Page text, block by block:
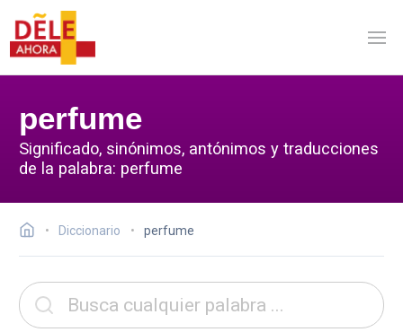
perfume
Significado, sinónimos, antónimos y traducciones
de la palabra: perfume
Diccionario perfume